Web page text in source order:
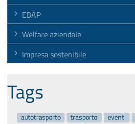
EBAP
Welfare aziendale
Impresa sostenibile
Tags
autotrasporto trasporto eventi